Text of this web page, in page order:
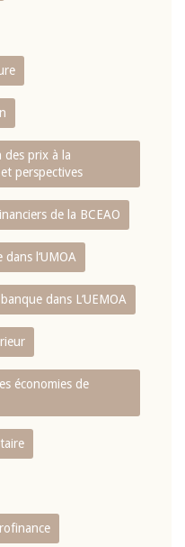
des prix à la
perspectives
de la BCEAO
l‘UMOA
dans L‘UEMOA
économies de